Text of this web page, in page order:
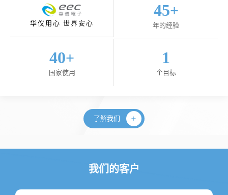
华仪用心 世界安心
45+
年的经验
40+
国家使用
1
个目标
了解我们
我们的客户